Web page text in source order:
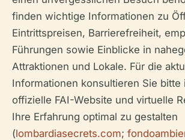
finden wichtige Informationen zu
Eintrittspreisen, Barrierefreiheit,
Führungen sowie Einblicke in
Attraktionen und Lokale. Für die
Informationen konsultieren Sie bitte
offizielle FAI-Website und virtuelle
Ihre Erfahrung optimal zu gestalten
(lombardiasecrets.com;